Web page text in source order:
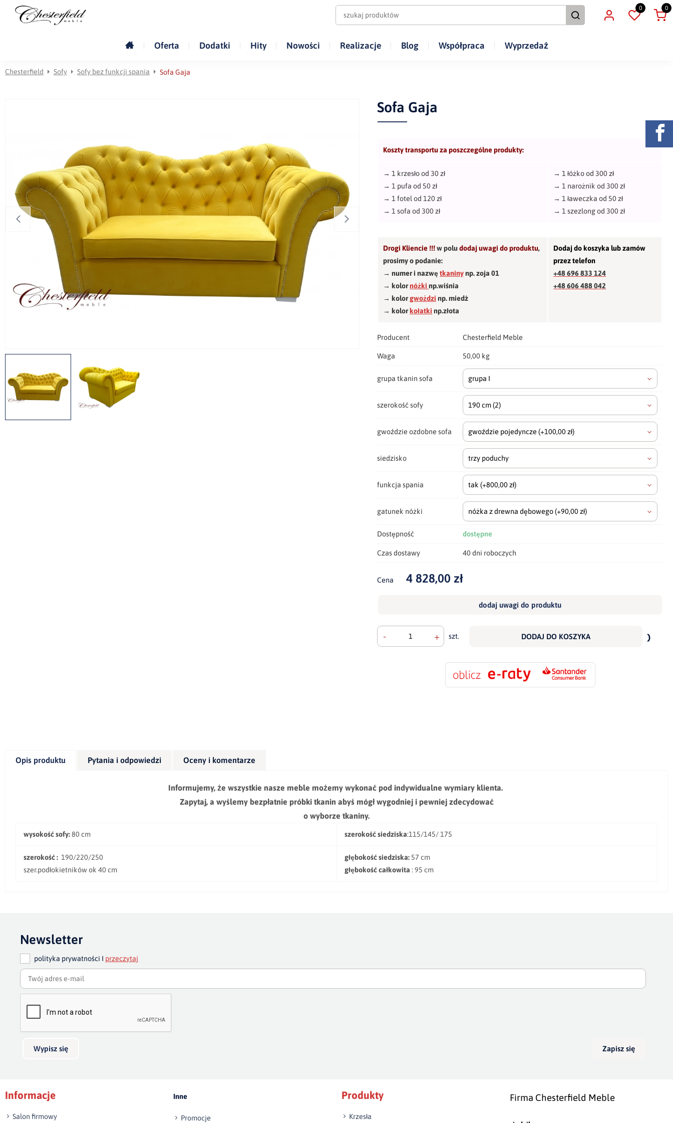
0 0
Oferta Dodatki Hity Nowości Realizacje Blog Współpraca Wyprzedaż
Chesterfield Sofy Sofy bez funkcji spania Sofa Gaja
Sofa Gaja
Koszty transportu za poszczególne produkty:
→1 krzesło od 30 zł
→1 pufa od 50 zł
→ 1 fotel od 120 zł
→1 sofa od 300 zł
→1 łóżko od 300 zł
→1 narożnik od 300 zł
→1 ławeczka od 50 zł
→1 szezlong od 300 zł
Drogi Kliencie !!!w poludodaj uwagi do produktu,
prosimy o podanie:
→ numer i nazwętkaninynp. zoja 01
→ kolornóżkinp.wiśnia
→ kolorgwożdzi np. miedź
→ kolorkołatki np.złota
Dodaj do koszyka lub zamów
przez telefon
+48 696 833 124
+48 606 488 042
Producent Chesterfield Meble
Waga 50,00 kg
grupa tkanin sofa grupa I
szerokość sofy 190 cm(2)
gwoździe ozdobne sofa gwoździe pojedyncze(+100,00 zł)
siedzisko trzy poduchy
funkcja spania tak(+800,00 zł)
gatunek nóżki nóżka z drewna dębowego(+90,00 zł)
Dostępność dostępne
Czas dostawy 40 dni roboczych
Cena 4 828,00 zł
dodaj uwagi do produktu
- + szt. DODAJ DO KOSZYKA
do
Opis produktu Pytania i odpowiedzi Oceny i komentarze
Informujemy, że wszystkie nasze meble możemy wykonać pod indywidualne wymiary klienta.
Zapytaj, a wyślemy bezpłatnie próbki tkanin abyś mógł wygodniej i pewniej zdecydować
o wyborze tkaniny.
wysokość sofy:80 cm szerokość siedziska:115/145/ 175
szerokość : 190/220/250
szer.podłokietników ok 40 cm
głębokość siedziska: 57 cm
głębokość całkowita : 95 cm
Newsletter
polityka prywatności I przeczytaj
Wypisz się Zapisz się
Informacje
Salon firmowy
Inne
Promocje
Produkty
Krzesła
Firma Chesterfield Meble